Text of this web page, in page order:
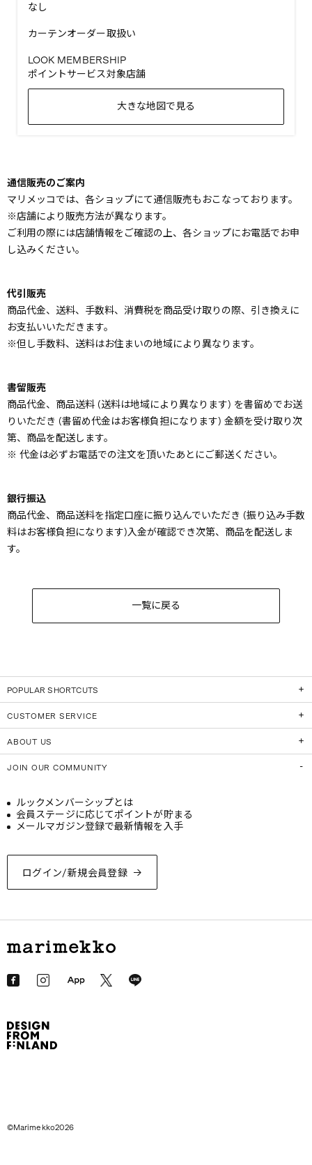
なし
カーテンオーダー取扱い
LOOK MEMBERSHIP
ポイントサービス対象店舗
大きな地図で見る
通信販売のご案内
マリメッコでは、各ショップにて通信販売もおこなっております。
※店舗により販売方法が異なります。
ご利用の際には店舗情報をご確認の上、各ショップにお電話でお申
し込みください。
代引販売
商品代金、送料、手数料、消費税を商品受け取りの際、引き換えに
お支払いいただきます。
※但し手数料、送料はお住まいの地域により異なります。
書留販売
商品代金、商品送料 (送料は地域により異なります) を書留めでお送
りいただき (書留め代金はお客様負担になります) 金額を受け取り次
第、商品を配送します。
※ 代金は必ずお電話での注文を頂いたあとにご郵送ください。
銀行振込
商品代金、商品送料を指定口座に振り込んでいただき (振り込み手数
料はお客様負担になります)入金が確認でき次第、商品を配送しま
す。
一覧に戻る
POPULAR SHORTCUTS
CUSTOMER SERVICE
ABOUT US
JOIN OUR COMMUNITY
ログイン/新規会員登録
ルックメンバーシップとは
会員ステージに応じてポイントが貯まる
メールマガジン登録で最新情報を入手
©Marimekko2026